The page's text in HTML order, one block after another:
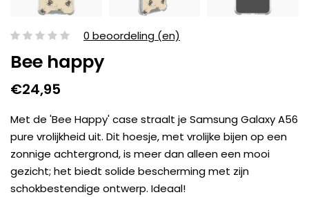
0 beoordeling (en)
Bee happy
€24,95
Met de 'Bee Happy' case straalt je Samsung Galaxy A56
pure vrolijkheid uit. Dit hoesje, met vrolijke bijen op een
zonnige achtergrond, is meer dan alleen een mooi
gezicht; het biedt solide bescherming met zijn
schokbestendige ontwerp. Ideaal!